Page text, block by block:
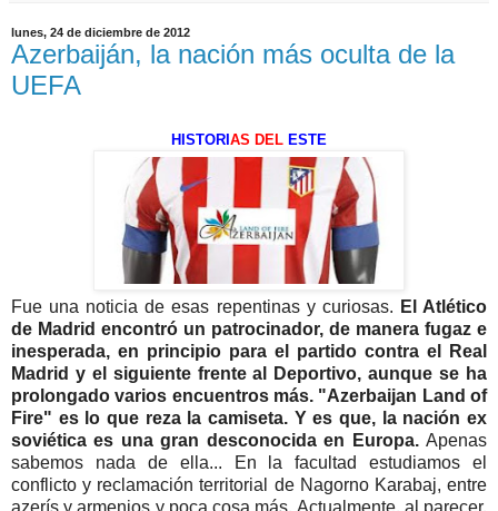
lunes, 24 de diciembre de 2012
Azerbaiján, la nación más oculta de la
UEFA
HISTORI AS DEL ESTE
Fue una noticia de esas repentinas y curiosas. El Atlético
de Madrid encontró un patrocinador, de manera fugaz e
inesperada, en principio para el partido contra el Real
Madrid y el siguiente frente al Deportivo, aunque se ha
prolongado varios encuentros más. "Azerbaijan Land of
Fire" es lo que reza la camiseta. Y es que, la nación ex
soviética es una gran desconocida en Europa. Apenas
sabemos nada de ella... En la facultad estudiamos el
conflicto y reclamación territorial de Nagorno Karabaj, entre
azerís y armenios y poca cosa más. Actualmente, al parecer,